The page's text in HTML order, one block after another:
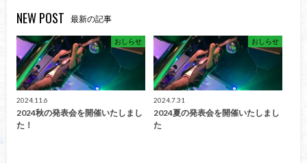
NEW POST 最新の記事
おしらせ
2024.11.6
2024秋の発表会を開催いたしまし
た！
おしらせ
2024.7.31
2024夏の発表会を開催いたしまし
た